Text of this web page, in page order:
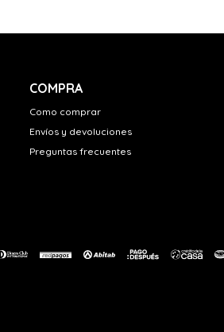
COMPRA
Como comprar
Envíos y devoluciones
Preguntas frecuentes